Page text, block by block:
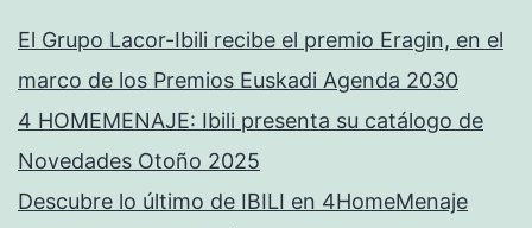
El Grupo Lacor-Ibili recibe el premio Eragin, en el
marco de los Premios Euskadi Agenda 2030
4 HOMEMENAJE: Ibili presenta su catálogo de
Novedades Otoño 2025
Descubre lo último de IBILI en 4HomeMenaje